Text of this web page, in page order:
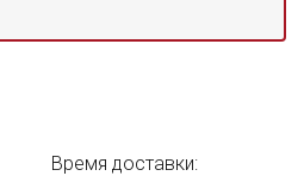
Время доставки: